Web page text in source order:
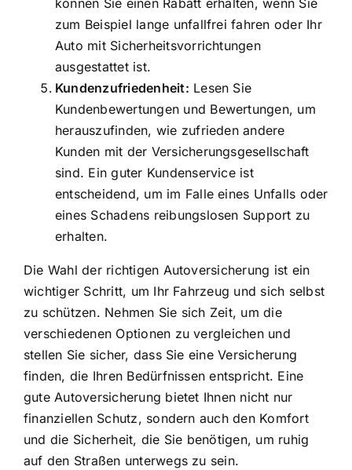
können Sie einen Rabatt erhalten, wenn Sie
zum Beispiel lange unfallfrei fahren oder Ihr
Auto mit Sicherheitsvorrichtungen
ausgestattet ist.
Kundenzufriedenheit: Lesen Sie
Kundenbewertungen und Bewertungen, um
herauszufinden, wie zufrieden andere
Kunden mit der Versicherungsgesellschaft
sind. Ein guter Kundenservice ist
entscheidend, um im Falle eines Unfalls oder
eines Schadens reibungslosen Support zu
erhalten.
Die Wahl der richtigen Autoversicherung ist ein
wichtiger Schritt, um Ihr Fahrzeug und sich selbst
zu schützen. Nehmen Sie sich Zeit, um die
verschiedenen Optionen zu vergleichen und
stellen Sie sicher, dass Sie eine Versicherung
finden, die Ihren Bedürfnissen entspricht. Eine
gute Autoversicherung bietet Ihnen nicht nur
finanziellen Schutz, sondern auch den Komfort
und die Sicherheit, die Sie benötigen, um ruhig
auf den Straßen unterwegs zu sein.